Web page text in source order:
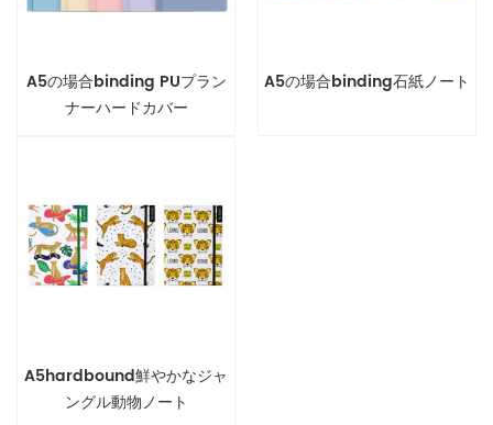
A5の場合binding PUプラン
ナーハードカバー
A5の場合binding石紙ノート
A5hardbound鮮やかなジャ
ングル動物ノート